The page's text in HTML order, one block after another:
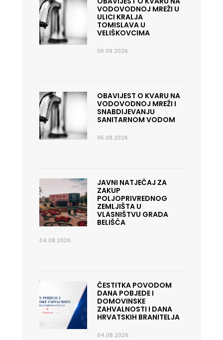
VODOVODNOJ MREŽI U
ULICI KRALJA
TOMISLAVA U
VELIŠKOVCIMA
06.08.2026.
OBAVIJEST O KVARU NA
VODOVODNOJ MREŽI I
SNABDIJEVANJU
SANITARNOM VODOM
05.08.2026.
JAVNI NATJEČAJ ZA
ZAKUP
POLJOPRIVREDNOG
ZEMLJIŠTA U
VLASNIŠTVU GRADA
BELIŠĆA
04.08.2026.
ČESTITKA POVODOM
DANA POBJEDE I
DOMOVINSKE
ZAHVALNOSTI I DANA
HRVATSKIH BRANITELJA
04.08.2026.